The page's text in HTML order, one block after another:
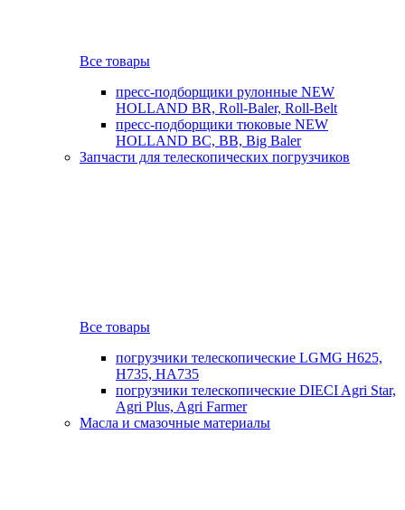
Все товары
пресс-подборщики рулонные NEW
HOLLAND BR, Roll-Baler, Roll-Belt
пресс-подборщики тюковые NEW
HOLLAND BC, BB, Big Baler
Запчасти для телескопических погрузчиков
Все товары
погрузчики телескопические LGMG H625,
H735, HA735
погрузчики телескопические DIECI Agri Star,
Agri Plus, Agri Farmer
Масла и смазочные материалы